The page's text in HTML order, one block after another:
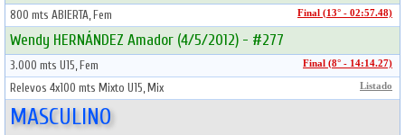
800 mts ABIERTA, Fem Final (13° - 02:57.48)
Wendy HERNÁNDEZ Amador (4/5/2012) - #277
3.000 mts U15, Fem Final (8° - 14:14.27)
Relevos 4x100 mts Mixto U15, Mix Listado
MASCULINO